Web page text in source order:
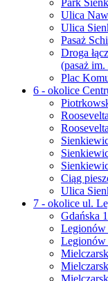
Ulica
Ulica
Pasaż
Droga
(pasaż
Plac
6 - okolice
Ciąg
Ulica
7 - okolice ul.
Gdańska 1
Legionów
Legionów